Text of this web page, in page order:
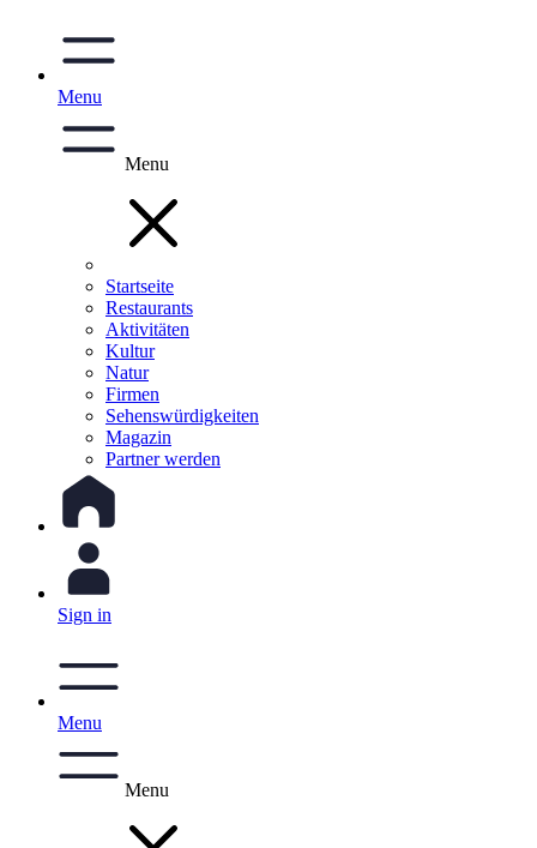
Menu
Menu
Startseite
Restaurants
Aktivitäten
Kultur
Natur
Firmen
Sehenswürdigkeiten
Magazin
Partner werden
Sign in
Menu
Menu